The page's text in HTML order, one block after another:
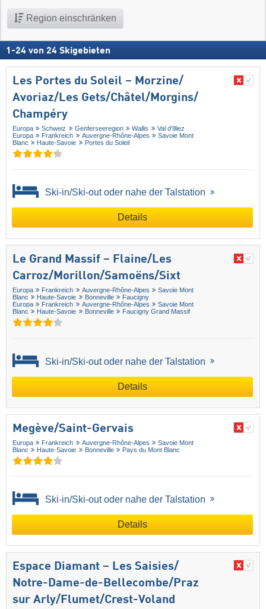
Region einschränken
1 -24 von 24 Skigebieten
Les Portes du Soleil – Morzine/​
Avoriaz/​Les Gets/​Châtel/​Morgins/​
Champéry
Europa Schweiz Genferseeregion Wallis
Val d’Illiez
Europa
Frankreich Auvergne-Rhône-Alpes
Savoie Mont
Blanc
Haute-Savoie Portes du Soleil
Ski-in/Ski-out oder nahe der Talstation
Details
Le Grand Massif – Flaine/​Les
Carroz/​Morillon/​Samoëns/​Sixt
Europa Frankreich Auvergne-Rhône-Alpes
Savoie Mont
Blanc
Haute-Savoie Bonneville
Faucigny
Europa
Frankreich Auvergne-Rhône-Alpes
Savoie Mont
Blanc
Haute-Savoie Bonneville Faucigny Grand Massif
Ski-in/Ski-out oder nahe der Talstation
Details
Megève/​Saint-Gervais
Europa Frankreich Auvergne-Rhône-Alpes
Savoie Mont
Blanc
Haute-Savoie Bonneville Pays du Mont Blanc
Ski-in/Ski-out oder nahe der Talstation
Details
Espace Diamant – Les Saisies/​
Notre-Dame-de-Bellecombe/​Praz
sur Arly/​Flumet/​Crest-Voland